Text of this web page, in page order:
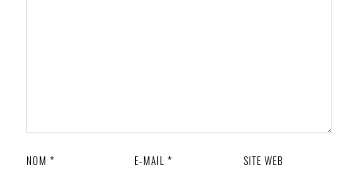
NOM * E-MAIL* SITE WEB